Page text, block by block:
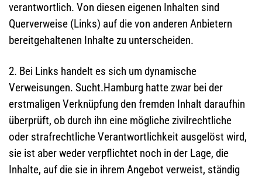
verantwortlich. Von diesen eigenen Inhalten sind
Querverweise (Links) auf die von anderen Anbietern
bereitgehaltenen Inhalte zu unterscheiden.
2. Bei Links handelt es sich um dynamische
Verweisungen. Sucht.Hamburg hatte zwar bei der
erstmaligen Verknüpfung den fremden Inhalt daraufhin
überprüft, ob durch ihn eine mögliche zivilrechtliche
oder strafrechtliche Verantwortlichkeit ausgelöst wird,
sie ist aber weder verpflichtet noch in der Lage, die
Inhalte, auf die sie in ihrem Angebot verweist, ständig